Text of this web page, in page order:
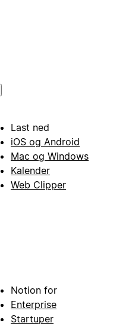
Last ned
iOS og Android
Mac og Windows
Kalender
Web Clipper
Notion for
Enterprise
Startuper